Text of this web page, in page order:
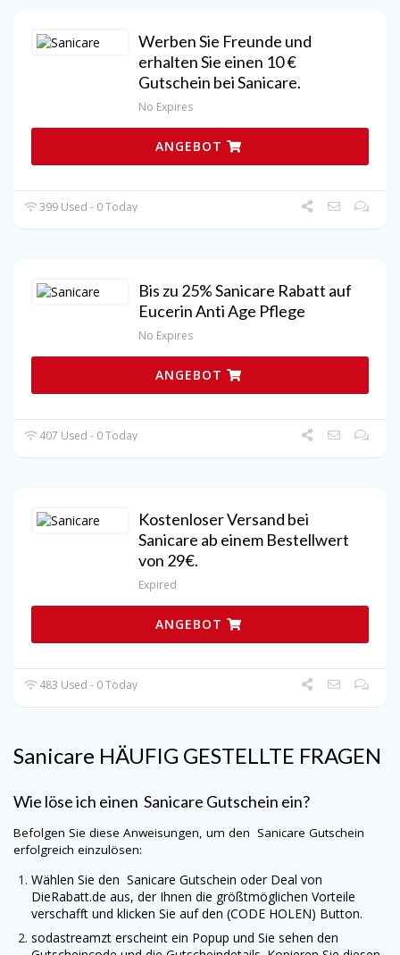
Werben Sie Freunde und
erhalten Sie einen 10 €
Gutschein bei Sanicare.
No Expires
ANGEBOT
399 Used - 0 Today
Bis zu 25% Sanicare Rabatt auf
Eucerin Anti Age Pflege
No Expires
ANGEBOT
407 Used - 0 Today
Kostenloser Versand bei
Sanicare ab einem Bestellwert
von 29€.
Expired
ANGEBOT
483 Used - 0 Today
Sanicare HÄUFIG GESTELLTE FRAGEN
Wie löse ich einen Sanicare Gutschein ein?
Befolgen Sie diese Anweisungen, um den Sanicare Gutschein
erfolgreich einzulösen:
Wählen Sie den Sanicare Gutschein oder Deal von
DieRabatt.de aus, der Ihnen die größtmöglichen Vorteile
verschafft und klicken Sie auf den (CODE HOLEN) Button.
sodastreamzt erscheint ein Popup und Sie sehen den